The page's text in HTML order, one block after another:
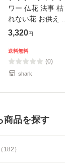
ワー 仏花 法事 枯
れない花 お供え 仏
花ドーム お彼岸 ド
お供え物？仏壇 ロ
ーズ ガラスドーム
アレン
3,320円
送料無料
(0)
shark
商品を探す
（ 182 ）